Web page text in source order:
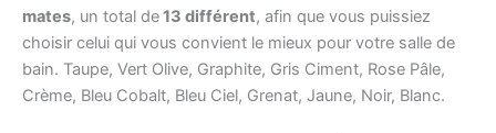
mates, un total de13 différent, afin que vous puissiez
choisir celui qui vous convient le mieux pour votre salle de
bain. Taupe, Vert Olive, Graphite, Gris Ciment, Rose Pâle,
Crème, Bleu Cobalt, Bleu Ciel, Grenat, Jaune, Noir, Blanc.